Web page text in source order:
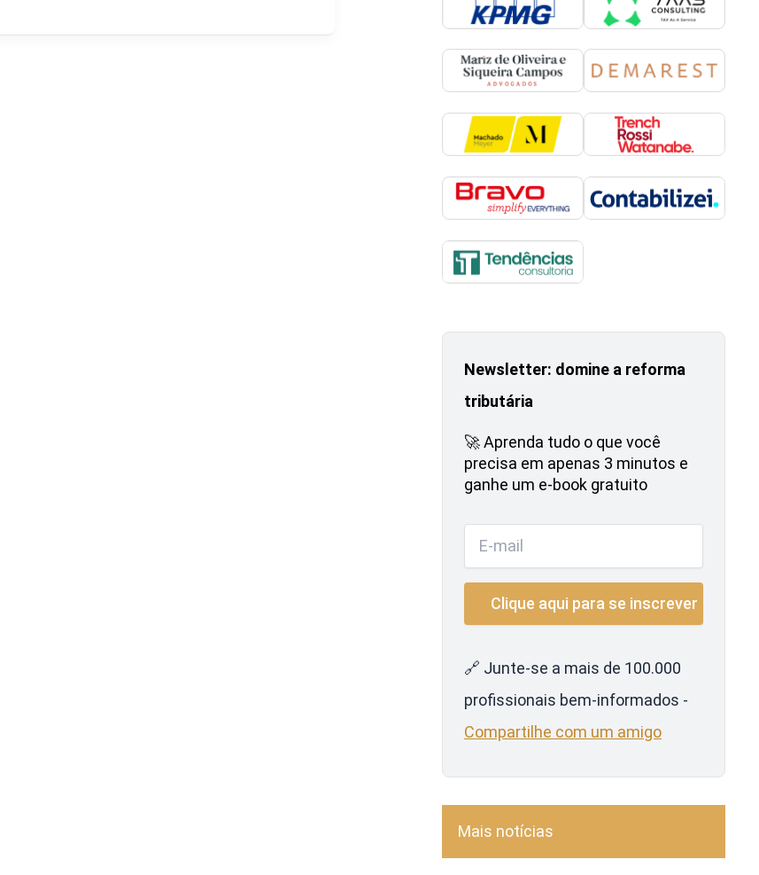
Newsletter: domine a reforma
tributária
🚀 Aprenda tudo o que você
precisa em apenas 3 minutos e
ganhe um e-book gratuito
🔗 Junte-se a mais de 100.000
profissionais bem-informados -
Compartilhe com um amigo
Mais notícias